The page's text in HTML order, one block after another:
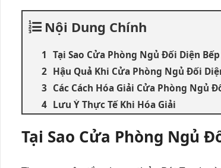
Nội Dung Chính
Tại Sao Cửa Phòng Ngủ Đối Diện
Hậu Quả Khi Cửa Phòng Ngủ Đối
Các Cách Hóa Giải Cửa Phòng Ngủ
Lưu Ý Thực Tế Khi Hóa Giải
Tại Sao Cửa Phòng Ngủ